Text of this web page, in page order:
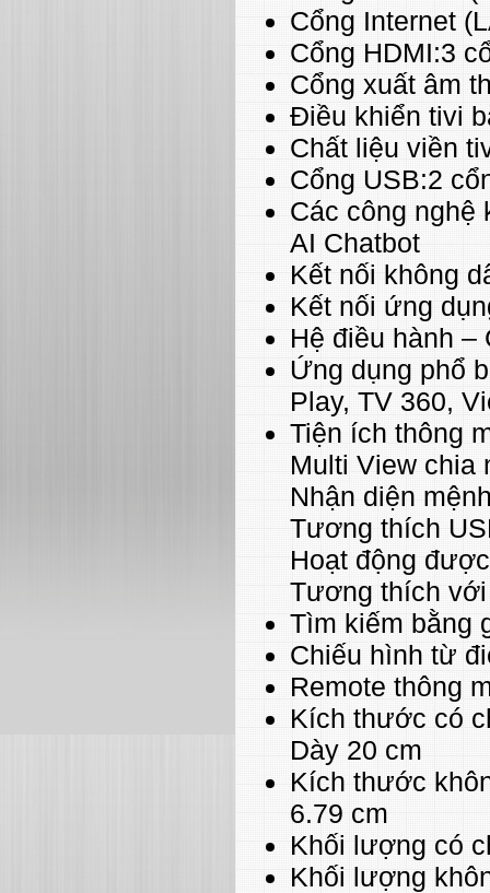
Cổng Internet
Cổng HDMI:3
Cổng xuất âm
Điều khiển tivi
Chất liệu viền
Cổng USB:2
Các công nghệ
AI Chatbot
Kết nối không
Kết nối ứng
Hệ điều hành –
Ứng dụng phổ
Play, TV 360,
Tiện ích thông
Multi View chia
Nhận diện
Tương thích
Hoạt động
Tương thích
Tìm kiếm bằng
Chiếu hình từ
Remote thông
Kích thước có
Dày 20 cm
Kích thước
6.79 cm
Khối lượng có
Khối lượng